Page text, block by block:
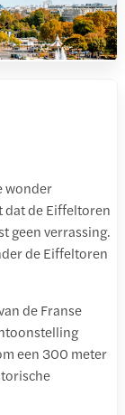
wonder
dat de Eiffeltoren
geen verrassing.
de Eiffeltoren
de Franse
een 300 meter